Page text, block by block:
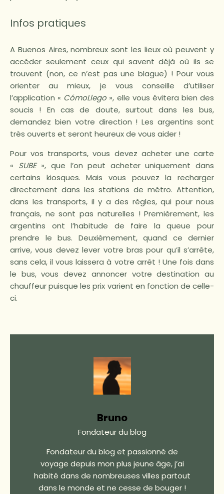
Infos pratiques
A Buenos Aires, nombreux sont les lieux où peuvent y
accéder seulement ceux qui savent déjà où ils se
trouvent (non, ce n’est pas une blague) ! Pour vous
orienter au mieux, je vous conseille d’utiliser
l’application « CómoLlego », elle vous évitera bien des
soucis ! En cas de doute, surtout dans les bus,
demandez bien votre direction ! Les argentins sont
très ouverts et seront heureux de vous aider !
Pour vos transports, vous devez acheter une carte
« SUBE», que l’on peut acheter uniquement dans
certains kiosques. Mais vous pouvez la recharger
directement dans les stations de métro. Attention,
dans les transports, il y a des règles, qui pour nous
français, ne sont pas naturelles ! Premièrement, les
argentins ont l’habitude de faire la queue pour
prendre le bus. Deuxièmement, quand ce dernier
arrive, vous devez lever votre bras pour qu’il s’arrête,
sans cela, il vous laissera à votre arrêt ! Une fois dans
le bus, vous devez annoncer votre destination au
chauffeur puisque les prix varient en fonction de celle-
ci.
Bruno
Fondateur du blog
Fondateur du blog et passionné de
voyage depuis mon plus jeune âge, j’ai
habité dans de nombreuses villes partout
dans le monde et ne cesse de bouger !